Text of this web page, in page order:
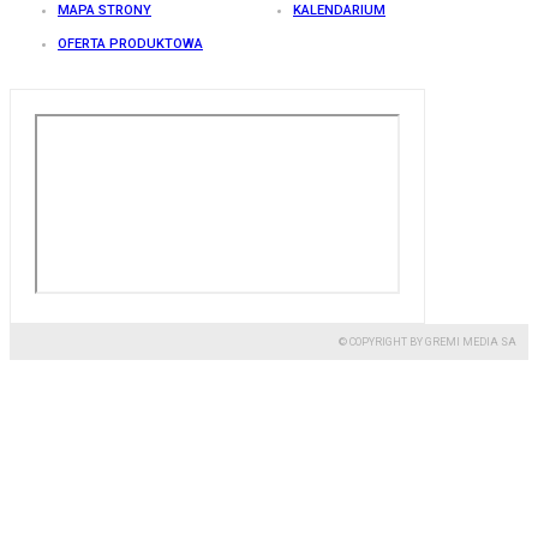
MAPA STRONY KALENDARIUM
OFERTA PRODUKTOWA
© COPYRIGHT BY GREMI MEDIA SA